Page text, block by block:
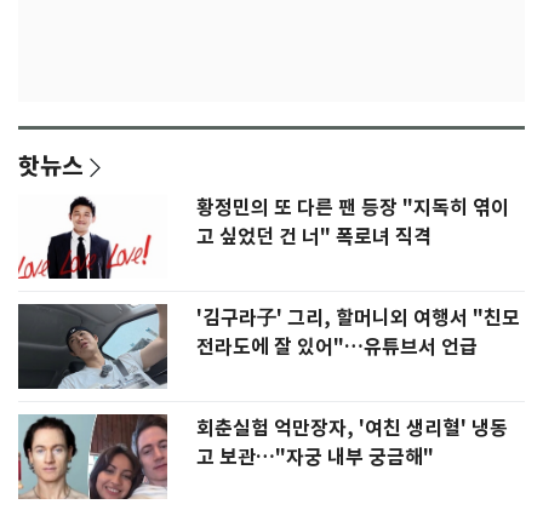
핫뉴스
황정민의 또 다른 팬 등장 "지독히 엮이
고 싶었던 건 너" 폭로녀 직격
'김구라子' 그리, 할머니외 여행서 "친모
전라도에 잘 있어"…유튜브서 언급
회춘실험 억만장자, '여친 생리혈' 냉동
고 보관…"자궁 내부 궁금해"